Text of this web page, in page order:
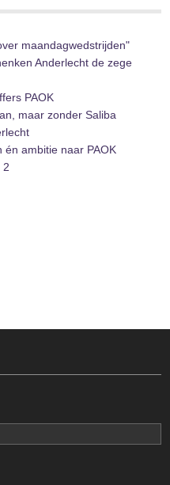
maandagwedstrijden"
Anderlecht de zege
PAOK
maar zonder Saliba
ambitie naar PAOK
2